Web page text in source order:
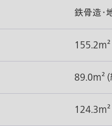
鉄骨造・
89.0m²